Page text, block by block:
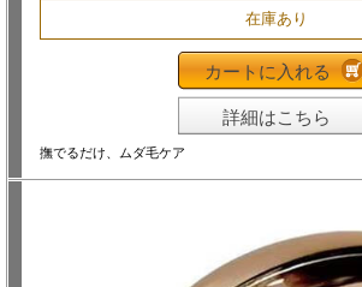
在庫あり
カートに入れる
詳細はこちら
撫でるだけ、ムダ毛ケア